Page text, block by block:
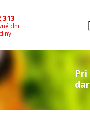
313
dni
Pri